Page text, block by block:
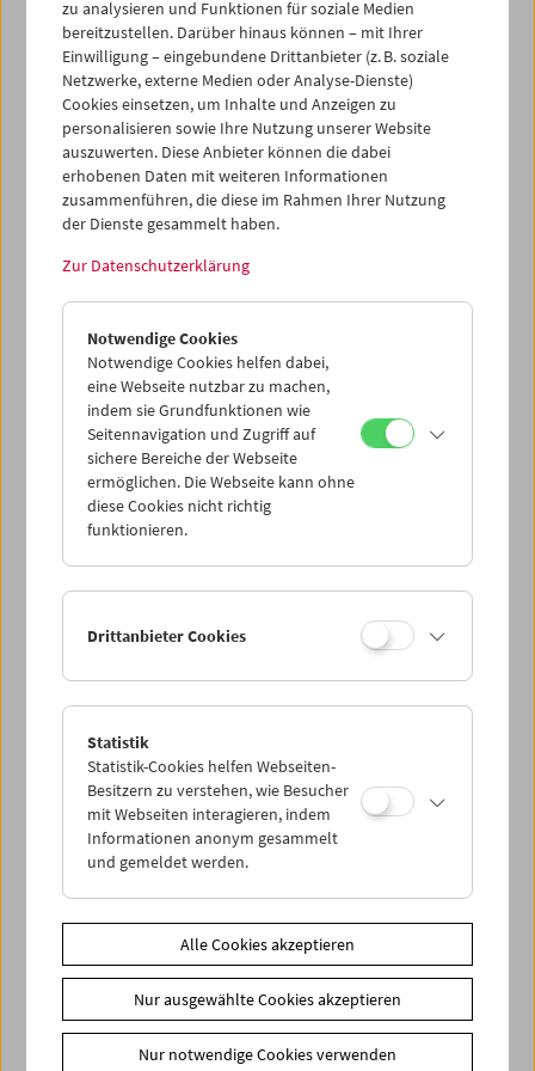
Filmmuseums, mit dessen Mitbegründer Peter Kubelka
ihn eine langjährige freundschaftliche und künstlerische
Beziehung verband. Am 9. April widmeten wir Mekas
einen Abend mit einem seiner schönsten Filme, davor
sprach Peter Kubelka zum Gedenken.
ProgrammApril – Juni 2019 - In memoriam Jonas Mekas
< zurück zur Übersicht
Share on
Newsletter
Fotos unserer Gäste
Gästebuch
zu analysieren und Funktionen für soziale Medien
bereitzustellen. Darüber hinaus können – mit Ihrer
Einwilligung – eingebundene Drittanbieter (z. B. soziale
Netzwerke, externe Medien oder Analyse-Dienste)
Cookies einsetzen, um Inhalte und Anzeigen zu
personalisieren sowie Ihre Nutzung unserer Website
auszuwerten. Diese Anbieter können die dabei
erhobenen Daten mit weiteren Informationen
zusammenführen, die diese im Rahmen Ihrer Nutzung
der Dienste gesammelt haben.
Zur Datenschutzerklärung
Notwendige Cookies
Notwendige Cookies helfen dabei,
eine Webseite nutzbar zu machen,
indem sie Grundfunktionen wie
Seitennavigation und Zugriff auf
sichere Bereiche der Webseite
ermöglichen. Die Webseite kann ohne
diese Cookies nicht richtig
funktionieren.
Drittanbieter Cookies
Statistik
Statistik-Cookies helfen Webseiten-
Besitzern zu verstehen, wie Besucher
mit Webseiten interagieren, indem
Informationen anonym gesammelt
und gemeldet werden.
Alle Cookies akzeptieren
Nur ausgewählte Cookies akzeptieren
Nur notwendige Cookies verwenden